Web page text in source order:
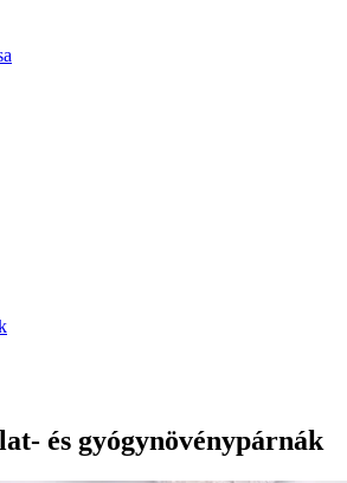
és gyógynövénypárnák